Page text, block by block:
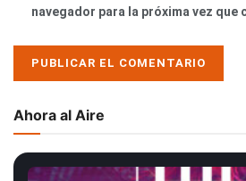
navegador para la próxima vez que
Ahora al Aire